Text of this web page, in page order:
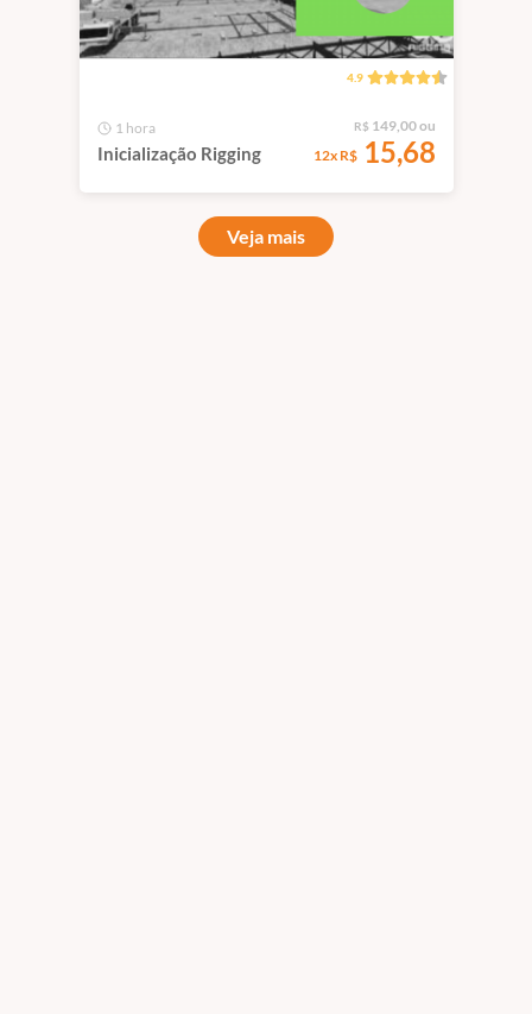
4.9
1 hora
Inicialização Rigging
R$ 149,00 ou
12x R$15,68
Veja mais